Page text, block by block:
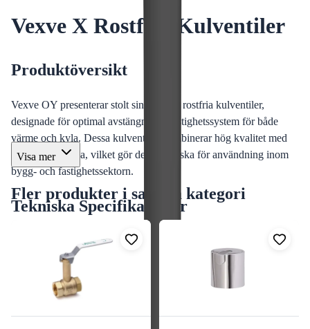
Vexve X Rostfria Kulventiler
Produktöversikt
Vexve OY presenterar stolt sin serie av rostfria kulventiler,
designade för optimal avstängning i fastighetssystem för både
värme och kyla. Dessa kulventiler kombinerar hög kvalitet med
pålitlig prestanda, vilket gör dem idealiska för användning inom
bygg- och fastighetssektorn.
Tekniska Specifikationer
Vexve X serien
Typ:Avstängningsventil
Dimension:
Material:
Visa mer
Fler produkter i samma kategori